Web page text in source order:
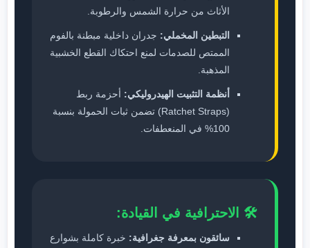
الأثاث من حرارة الشمس والرطوبة.
التبطين المخملي: جدران داخلية مبطنة بالفوم
الممتص للصدمات لمنع احتكاك القطع الخشبية
المذهبة.
أنظمة التثبيت الهيدروليكي: أحزمة ربط
(Ratchet Straps) تضمن ثبات الحمولة بنسبة
100% في المنعطفات.
🛠️ الاحترافية في القيادة:
سائقون بمعرفة جغرافية: خبرة كاملة بشوارع